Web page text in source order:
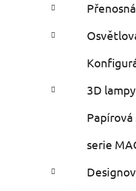
3D lampy
serie